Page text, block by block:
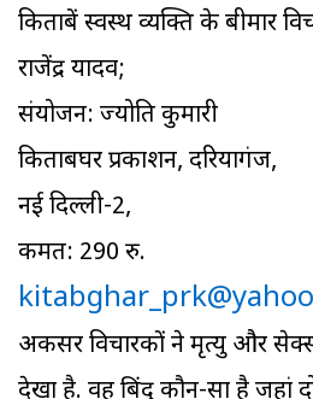
किताबें स्वस्थ व्यक्ति के बीमार
राजेंद्र यादव;
संयोजन: ज्योति कुमारी
किताबघर प्रकाशन, दरियागंज,
नई दिल्ली-2,
कीमत: 290 रु.
अकसर विचारकों ने मृत्यु और
देखा है. वह बिंदु कौन-सा है जहां